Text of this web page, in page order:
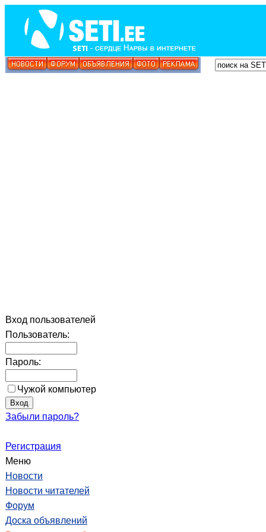
Вход пользователей
Пользователь:
Пароль:
Чужой компьютер
Забыли пароль?
Регистрация
Меню
Новости
Новости читателей
Форум
Доска объявлений